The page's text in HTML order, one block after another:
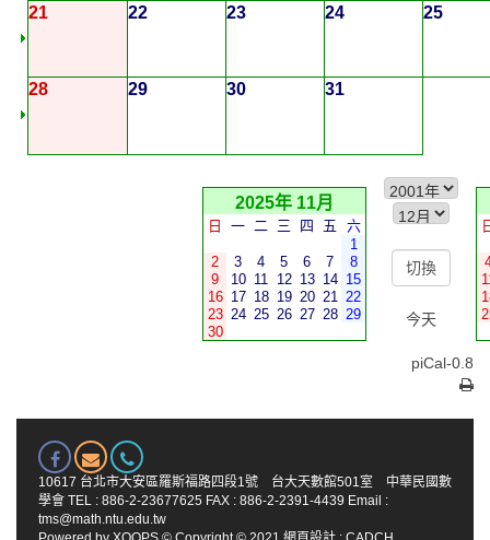
21 22 23 24 25
28 29 30 31
2025年 11月
日 一 二 三 四 五
六
1
2
3 4 5 6 7
8
9
10 11 12 13 14 15
16 17 18 19 20 21 22
23 24 25 26 27 28 29
30
今天
piCal-0.8
10617 台北市大安區羅斯福路四段1號 台大天數館501室 中華民國數
學會 TEL : 886-2-23677625 FAX : 886-2-2391-4439 Email :
tms@math.ntu.edu.tw